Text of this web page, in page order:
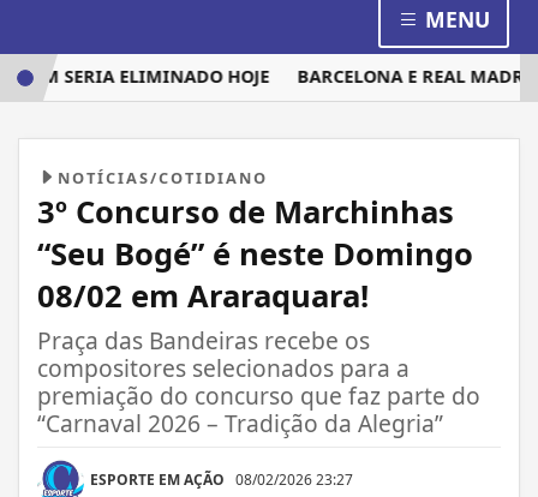
MENU
SERIA ELIMINADO HOJE BARCELONA E REAL MADRID
NOTÍCIAS/COTIDIANO
3º Concurso de Marchinhas
“Seu Bogé” é neste Domingo
08/02 em Araraquara!
Praça das Bandeiras recebe os
compositores selecionados para a
premiação do concurso que faz parte do
“Carnaval 2026 – Tradição da Alegria”
ESPORTE EM AÇÃO 08/02/2026 23:27